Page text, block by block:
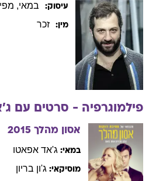
עיסוק: במאי,
מין: זכר
פילמוגרפיה - סרטים עם
אסון מהלך 2015
במאי: ג'אד אפאטו
מוסיקאי: ג'ון בריון